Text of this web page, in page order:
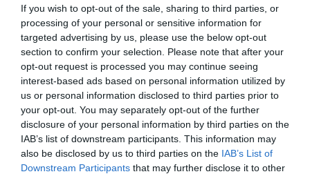
If you wish to opt-out of the sale, sharing to third parties, or
processing of your personal or sensitive information for
targeted advertising by us, please use the below opt-out
section to confirm your selection. Please note that after your
opt-out request is processed you may continue seeing
interest-based ads based on personal information utilized by
us or personal information disclosed to third parties prior to
your opt-out. You may separately opt-out of the further
disclosure of your personal information by third parties on the
IAB’s list of downstream participants. This information may
also be disclosed by us to third parties on the IAB’s List of
Downstream Participants that may further disclose it to other
Οι συμμετέχοντες θα έχουν την ευκαιρία να εργαστούν
πάνω σε πραγματικές επιχειρησιακές προκλήσεις
αποκτώντας εμπειρία σε συνθήκες που ανταποκρίνονται
στην καθημερινότητα ενός σύγχρονου ομίλου με διεθνή
δραστηριότητα.
Μέσα από οργανωμένο πρόγραμμα εκπαίδευσης από
έμπειρα στελέχη της αγοράς, οι συμμετέχοντες θα
γνωρίσουν βασικές λειτουργίες του κλάδου, όπως
Maritime Operations, Customer Support, Inside Sales